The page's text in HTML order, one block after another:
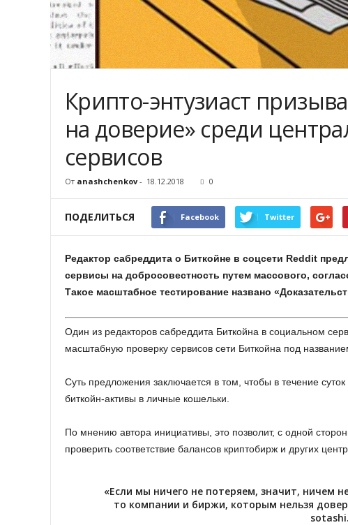
Крипто-энтузиаст
на доверие» среди
сервисов
От anashchenkov - 18.12.2018 0
ПОДЕЛИТЬСЯ Facebook Twitter
Редактор сабреддита о Биткойне в соцсети Reddit
сервисы на добросовестность путем массового,
Такое масштабное тестирование названо
Один из редакторов сабреддита Биткойна в социальном
масштабную проверку сервисов сети Биткойна под
Суть предложения заключается в том, чтобы в течение
биткойн-активы в личные кошельки.
По мнению автора инициативы, это позволит, с одной
проверить соответствие балансов криптобирж и других
«Если мы ничего не потеряем, значит, ничем
то компании и биржи, которым нельзя
sotashi.